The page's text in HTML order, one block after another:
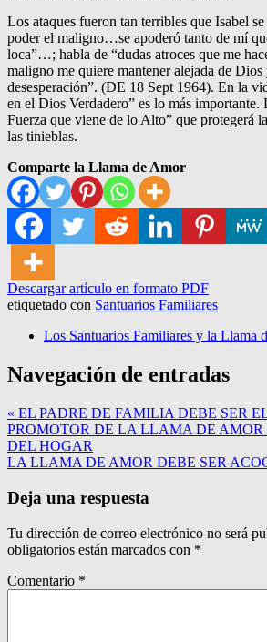
Los ataques fueron tan terribles que Isabel
poder el maligno…se apoderó tanto de mí
loca”…; habla de “dudas atroces que me
maligno me quiere mantener alejada de
desesperación”. (DE 18 Sept 1964). En la
en el Dios Verdadero” es lo más
Fuerza que viene de lo Alto” que protegerá
las tinieblas.
Comparte la Llama de Amor
Descargar artículo en formato PDF
etiquetado con Santuarios Familiares
Los Santuarios Familiares y la Llama
Navegación de entradas
« EL PADRE DE FAMILIA DEBE SER
PROMOTOR DE LA LLAMA DE AMOR
DEL HOGAR
LA LLAMA DE AMOR DEBE SER
Deja una respuesta
Tu dirección de correo electrónico no será
obligatorios están marcados con *
Comentario *